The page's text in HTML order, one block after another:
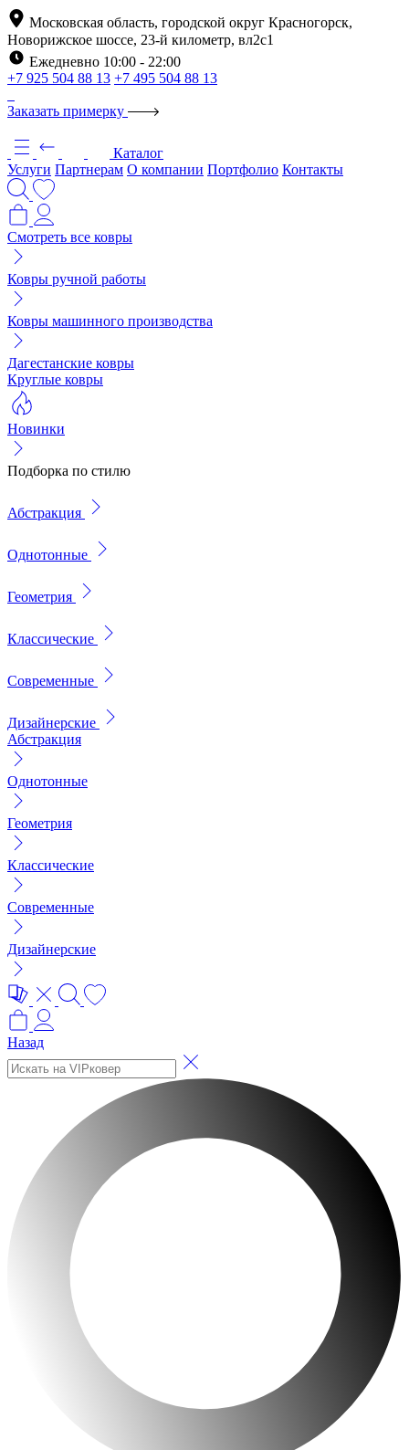
Московская область, городской округ Красногорск,
Новорижское шоссе, 23-й километр, вл2с1
Ежедневно 10:00 - 22:00
+7 925 504 88 13 +7 495 504 88 13
Заказать примерку
Каталог
Услуги Партнерам О компании Портфолио Контакты
Смотреть все ковры
Ковры ручной работы
Ковры машинного производства
Дагестанские ковры
Круглые ковры
Новинки
Подборка по стилю
Абстракция
Однотонные
Геометрия
Классические
Современные
Дизайнерские
Абстракция
Однотонные
Геометрия
Классические
Современные
Дизайнерские
Назад